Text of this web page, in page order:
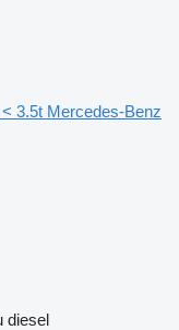
3.5t Mercedes-Benz
diesel